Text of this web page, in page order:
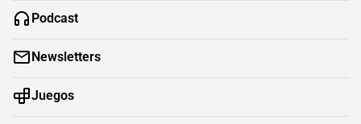
Podcast
Newsletters
Juegos